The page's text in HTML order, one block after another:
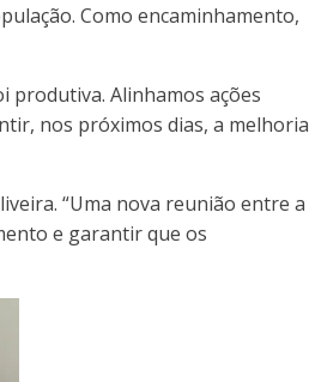
Como encaminhamento,
produtiva. Alinhamos ações
nos próximos dias, a melhoria
“Uma nova reunião entre a
e garantir que os